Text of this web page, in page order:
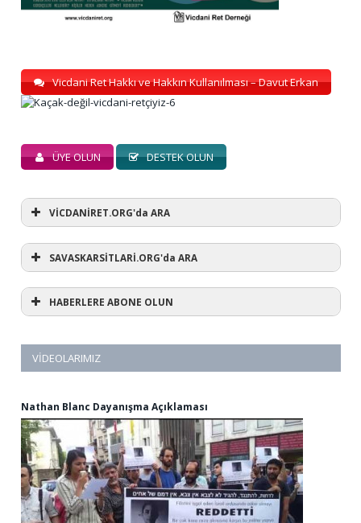
Vicdani Ret Hakkı ve Hakkın Kullanılması – Davut Erkan
ÜYE OLUN DESTEK OLUN
VİCDANİRET.ORG'da ARA
SAVASKARSİTLARİ.ORG'da ARA
HABERLERE ABONE OLUN
VIDEOLARIMIZ
Nathan Blanc Dayanışma Açıklaması